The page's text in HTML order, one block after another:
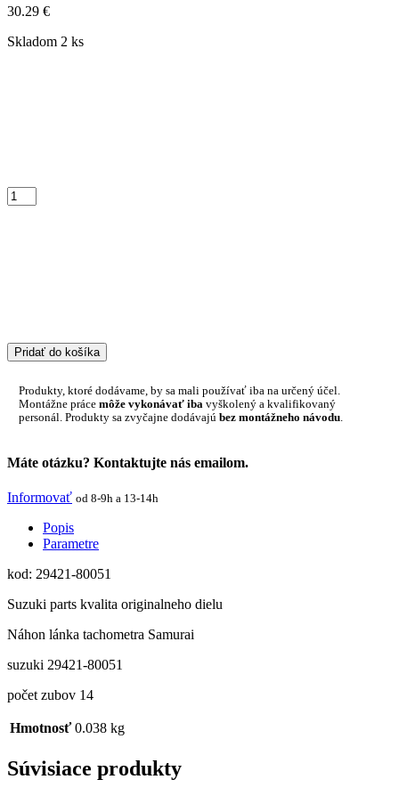
30.29 €
Skladom 2 ks
Pridať do košíka
Produkty, ktoré dodávame, by sa mali používať iba na určený účel.
Montážne práce môže vykonávať iba vyškolený a kvalifikovaný
personál. Produkty sa zvyčajne dodávajú bez montážneho návodu
Máte otázku? Kontaktujte nás emailom.
Informovať od 8-9h a 13-14h
Popis
Parametre
kod: 29421-80051
Suzuki parts kvalita originalneho dielu
Náhon lánka tachometra Samurai
suzuki 29421-80051
počet zubov 14
Hmotnosť 0.038 kg
Súvisiace produkty